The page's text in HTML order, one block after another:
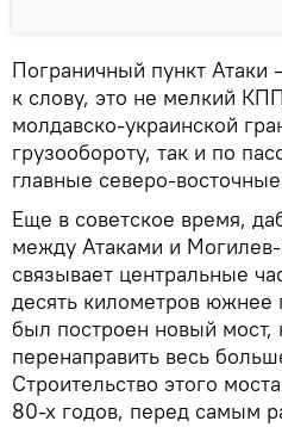
Пограничный пункт
к слову, это не мелкий
молдавско-украинской
грузообороту, так и по
главные северо-
Еще в советское время,
между Атаками и
связывает центральные
десять километров южнее
был построен новый мост,
перенаправить весь
Строительство этого
80-х годов, перед самым